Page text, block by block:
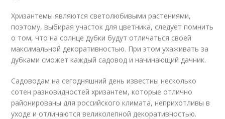
Хризантемы являются светолюбивыми растениями,
поэтому, выбирая участок для цветника, следует помнить
о том, что на солнце дубки будут отличаться своей
максимальной декоративностью. При этом ухаживать за
дубками сможет каждый садовод и начинающий дачник.
Садоводам на сегодняшний день известны несколько
сотен разновидностей хризантем, которые отлично
районированы для российского климата, неприхотливы в
уходе и отличаются великолепной декоративностью.